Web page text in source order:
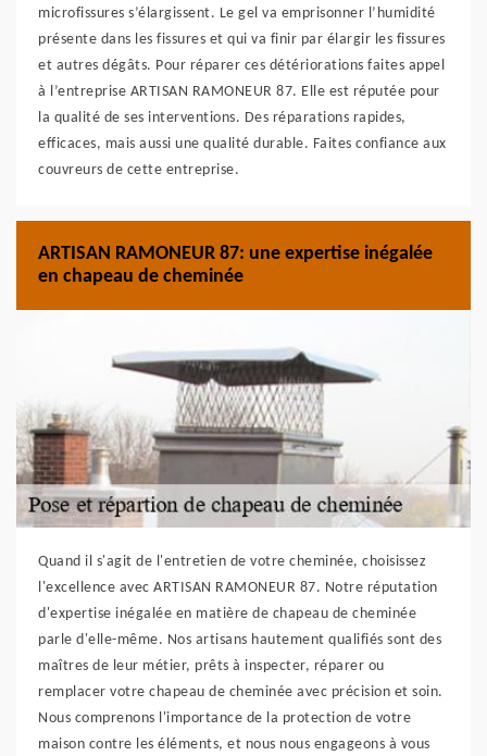
microfissures s’élargissent. Le gel va emprisonner l’humidité
présente dans les fissures et qui va finir par élargir les fissures
et autres dégâts. Pour réparer ces détériorations faites appel
à l’entreprise ARTISAN RAMONEUR 87. Elle est réputée pour
la qualité de ses interventions. Des réparations rapides,
efficaces, mais aussi une qualité durable. Faites confiance aux
couvreurs de cette entreprise.
ARTISAN RAMONEUR 87: une expertise inégalée
en chapeau de cheminée
Quand il s'agit de l'entretien de votre cheminée, choisissez
l'excellence avec ARTISAN RAMONEUR 87. Notre réputation
d'expertise inégalée en matière de chapeau de cheminée
parle d'elle-même. Nos artisans hautement qualifiés sont des
maîtres de leur métier, prêts à inspecter, réparer ou
remplacer votre chapeau de cheminée avec précision et soin.
Nous comprenons l'importance de la protection de votre
maison contre les éléments, et nous nous engageons à vous